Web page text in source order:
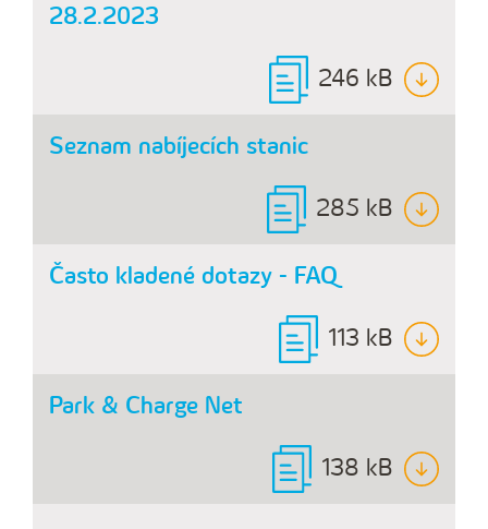
28.2.2023
246 kB
Seznam nabíjecích stanic
285 kB
Často kladené dotazy - FAQ
113 kB
Park & Charge Net
138 kB